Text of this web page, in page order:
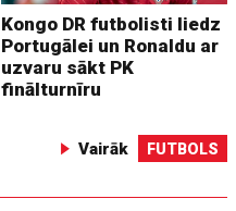
Kongo DR futbolisti liedz
Portugālei un Ronaldu ar
uzvaru sākt PK
finālturnīru
Vairāk FUTBOLS